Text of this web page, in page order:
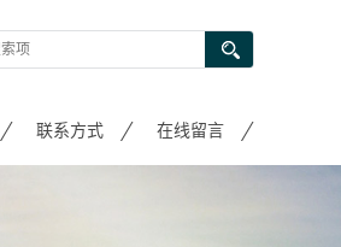
联系方式 在线留言